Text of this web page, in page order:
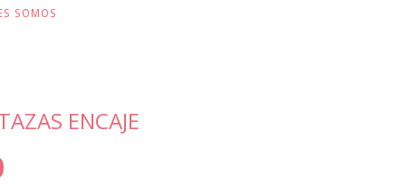
SOMOS
ENCAJE